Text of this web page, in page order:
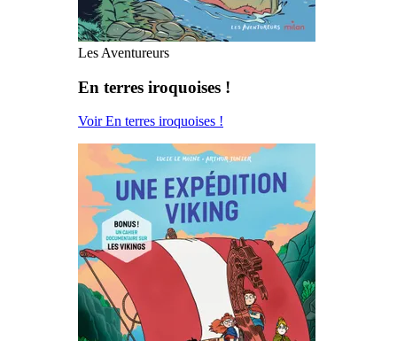
Les Aventureurs
En terres iroquoises !
Voir En terres iroquoises !